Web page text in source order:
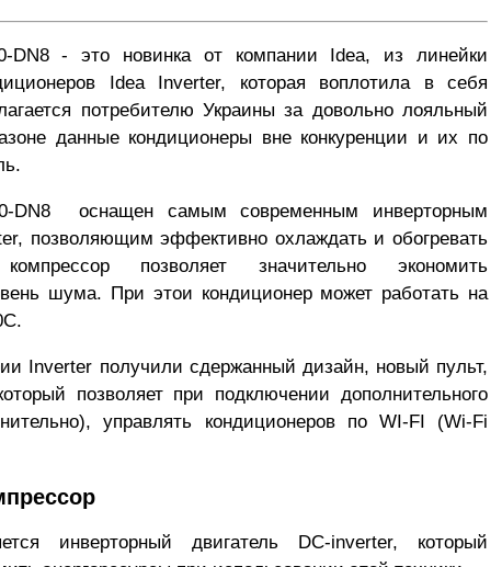
DN8- это новинка от компании Idea, из линейки
Idea Inverter, которая воплотила в себя
потребителю Украины за довольно лояльный
данные кондиционеры вне конкуренции и их по
DN8
оснащен самым современным инверторным
эффективно охлаждать и обогревать
позволяет значительно экономить
шума. При этои кондиционер может работать на
Inverter получили сдержанный дизайн, новый пульт,
позволяет при подключении дополнительного
управлять кондиционеров по WI-FI (Wi-Fi
инверторный двигатель DC-inverter, который